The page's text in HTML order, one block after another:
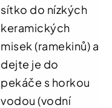
sítko do nízkých
keramických
misek (ramekinů) a
dejte je do
pekáče s horkou
vodou (vodní